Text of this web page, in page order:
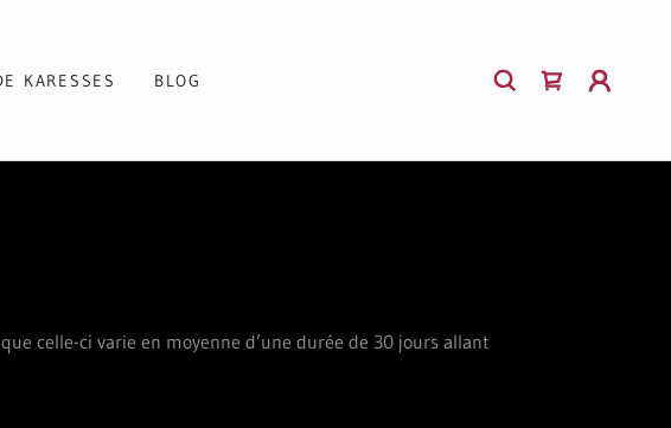
KARESSES BLOG
celle-ci varie en moyenne d’une durée de 30 jours allant